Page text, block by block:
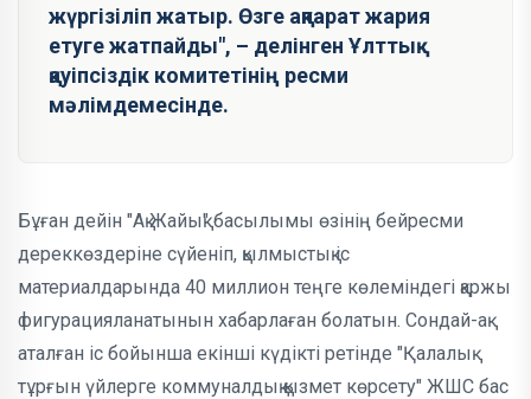
жүргізіліп жатыр. Өзге ақпарат жария
етуге жатпайды", – делінген Ұлттық
қауіпсіздік комитетінің ресми
мәлімдемесінде.
Бұған дейін "Ақ Жайық" басылымы өзінің бейресми
дереккөздеріне сүйеніп, қылмыстық іс
материалдарында 40 миллион теңге көлеміндегі қаржы
фигурацияланатынын хабарлаған болатын. Сондай-ақ
аталған іс бойынша екінші күдікті ретінде "Қалалық
тұрғын үйлерге коммуналдық қызмет көрсету" ЖШС бас